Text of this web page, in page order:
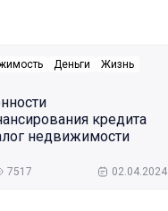
Деньги Жизнь
кредита
недвижимости
7517 02.04.2024